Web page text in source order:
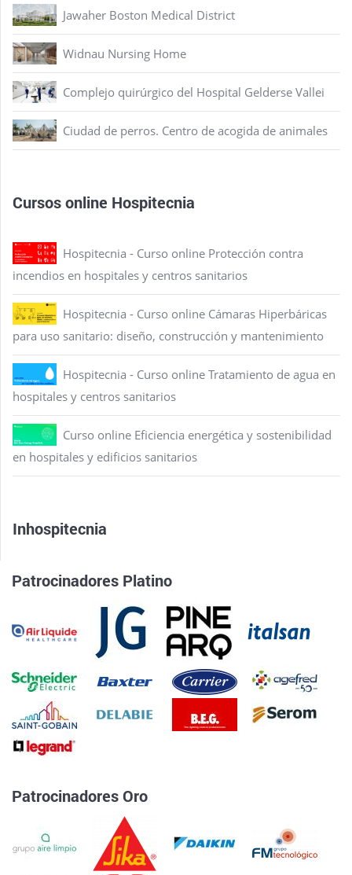
Jawaher Boston Medical District
Widnau Nursing Home
Complejo quirúrgico del Hospital Gelderse Vallei
Ciudad de perros. Centro de acogida de animales
Cursos online Hospitecnia
Hospitecnia - Curso online Protección contra
incendios en hospitales y centros sanitarios
Hospitecnia - Curso online Cámaras Hiperbáricas
para uso sanitario: diseño, construcción y mantenimiento
Hospitecnia - Curso online Tratamiento de agua en
hospitales y centros sanitarios
Curso online Eficiencia energética y sostenibilidad
en hospitales y edificios sanitarios
Inhospitecnia
Patrocinadores Platino
Patrocinadores Oro